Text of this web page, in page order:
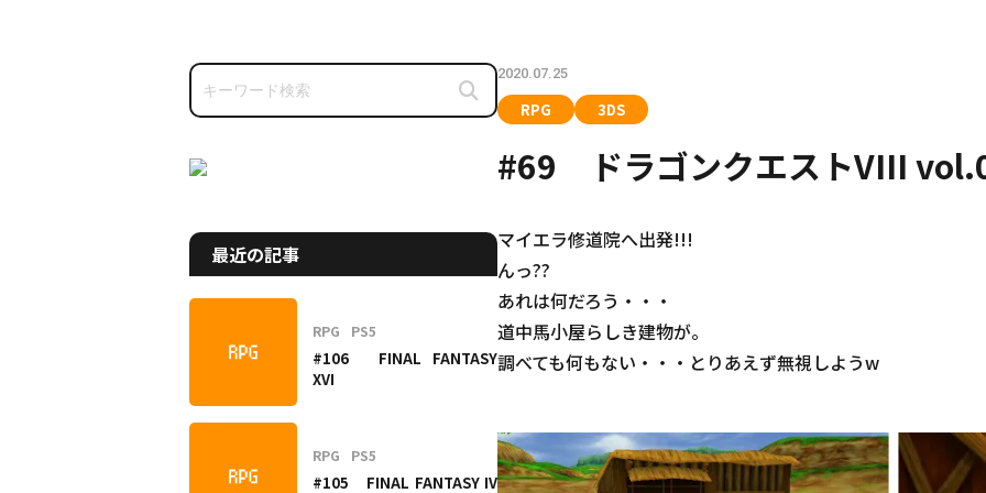
2020.07.25
RPG 3DS
#69 ドラゴンクエストVIII
マイエラ修道院へ出発!!!
んっ??
あれは何だろう・・・
道中馬小屋らしき建物が。
調べても何もない・・・とりあえず無視しようw
最近の記事
RPG PS5
#106 FINAL FANTASY
XVI
RPG PS5
#105 FINAL FANTASY IV